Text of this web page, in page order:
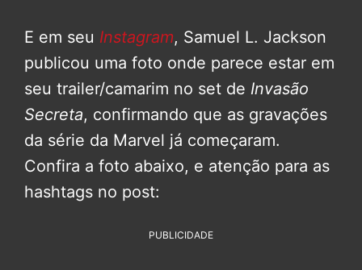
E em seu Instagram, Samuel L. Jackson
publicou uma foto onde parece estar em
seu trailer/camarim no set de Invasão
Secreta, confirmando que as gravações
da série da Marvel já começaram.
Confira a foto abaixo, e atenção para as
hashtags no post:
PUBLICIDADE